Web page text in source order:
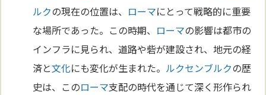
ルクの現在の位置は、 ローマにとって戦略的に重要
な場所であった。この時期、 ローマの影響は都市の
インフラに見られ、道路や砦が建設され、地元の経
済と文化にも変化が生まれた。 ルクセンブルクの歴
史は、このローマ支配の時代を通じて深く形作られ